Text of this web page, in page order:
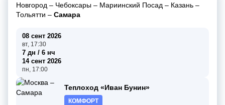
Новгород – Чебоксары – Мариинский Посад – Казань –
Тольятти – Самара
08 сент 2026
вт, 17:30
7 дн / 6 нч
14 сент 2026
пн, 17:00
Теплоход «Иван Бунин»
КОМФОРТ